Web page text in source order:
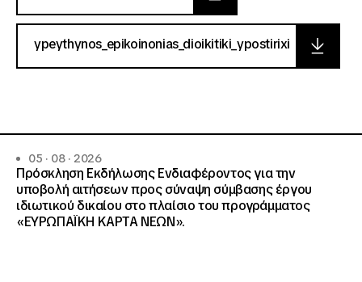
ypeythynos_epikoinonias_dioikitiki_ypostirixi
05 · 08 · 2026
Πρόσκληση Εκδήλωσης Ενδιαφέροντος για την
υποβολή αιτήσεων προς σύναψη σύμβασης έργου
ιδιωτικού δικαίου στο πλαίσιο του προγράμματος
«ΕΥΡΩΠΑΪΚΗ ΚΑΡΤΑ ΝΕΩΝ».